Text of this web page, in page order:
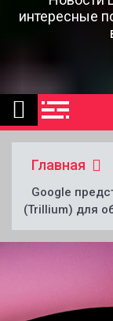
интересные
Главная
Google
(Trillium) для